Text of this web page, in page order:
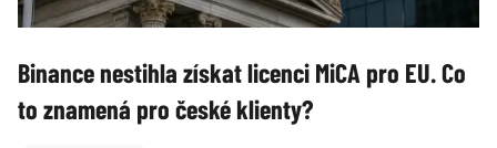
Binance nestihla získat licenci MiCA pro EU. Co
to znamená pro české klienty?